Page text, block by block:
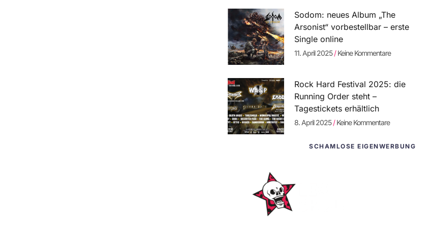
Sodom: neues Album „The
Arsonist“ vorbestellbar – erste
Single online
11. April 2025 Keine Kommentare
Rock Hard Festival 2025: die
Running Order steht –
Tagestickets erhältlich
8. April 2025 Keine Kommentare
SCHAMLOSE EIGENWERBUNG